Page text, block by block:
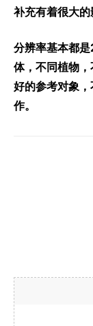
补充有着很大的
分辨率基本都
体，不同植物
好的参考对象
作。